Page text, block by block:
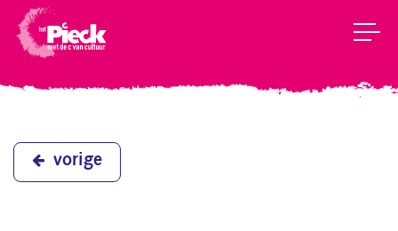
vorige